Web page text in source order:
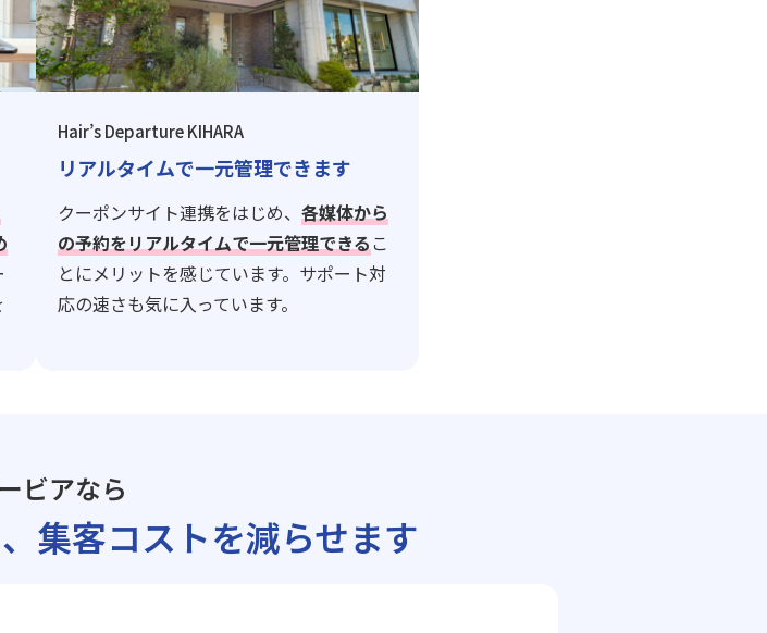
Hair’s Departure KIHARA
リアルタイムで一元管理できます
クーポンサイト連携をはじめ、 各媒体から
の予約をリアルタイムで一元管理できるこ
とにメリットを感じています。サポート対
応の速さも気に入っています。
ビアなら
集客コストを減らせます